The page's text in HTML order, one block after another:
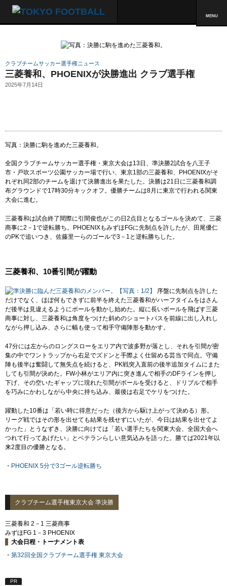
クラブチームサッカー選手権ニュース
三菱養和、PHOENIXが決勝進出 クラブ選手権
2025年7月14日
写真：決勝に駒を進めた三菱養和。
全国クラブチームサッカー選手権・東京大会は13日、準決勝2試合を八王子
市・戸吹スポーツ公園サッカー場で行い、東京1部の三菱養和、PHOENIXがそ
れぞれ同2部のチームを退けて決勝進出を果たした。決勝は21日に三菱養和調
布グラウンドで17時30分キックオフ。優勝チームは8月に東京で行われる関東
大会に進む。
三菱養和は試合終了間際に引間俊也がこの日2点目となるゴールを決めて、三菱
商事に2－1で逆転勝ち。PHOENIXもみずほFGに先制点を許したが、田尾優仁
のPKで追いつき、佐藤里一らのゴールで3－1と逆転勝ちした。
三菱養和、10番引間が躍動
序盤に先制点を許した
だけでなく、ほぼ何もできずに前半を終えた三菱養和がハーフタイムをはさん
だ後半は見違えるようにボールを動かし始めた。縦に長いボールを飛ばす三菱
商事に対し、三菱養和は角度をつけた斜めのショートパスを前線に出し入れし
ながら押し込み、さらに幅も使って相手守備陣形を動かす。
47分には左からのロングスローをエリア内で波多野が落とし、それを引間が密
集の中でワントラップから右足でズドンと手際よく仕留める芸当で同点。守備
陣も後半は奮闘して無失点を続けると、PK戦突入直前の後半追加タイムにまた
しても引間が決めた。FW小林がエリア内に突き進んで相手のDFラインを押し
下げ、その空いたギャップに現れた引間がボールを受けると、ドリブルで相手
を巧みにかわしながら中央に持ち込み、最後は右足でケリをつけた。
躍動した10番は「若い時に得意だった（後方から駆け上がって決める）形。
リーグ戦ではその形を出せても結果を残せずにいたが、今日は結果を出せてよ
かった」とうなずき、決勝に向けては「若い選手たちを関東大会、全国大会へ
つれて行ってあげたい」とベテランらしい意気込みを語った。勝てば2021年以
来2度目の優勝となる。
・ PHOENIX 5分で3ゴール逆転勝ち
クラブチーム選手権東京大会 準決勝
三菱養和 2－1 三菱商事
みずほFG 1－3 PHOENIX
大会日程・トーナメント表
・ 第32回全国クラブチーム選手権 東京大会
PR
MENU